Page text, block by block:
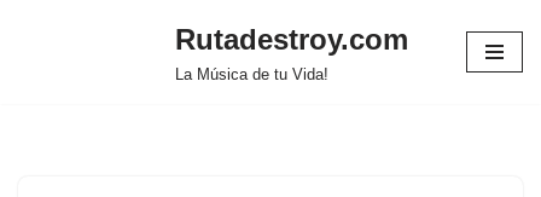
Rutadestroy.com
La Música de tu Vida!